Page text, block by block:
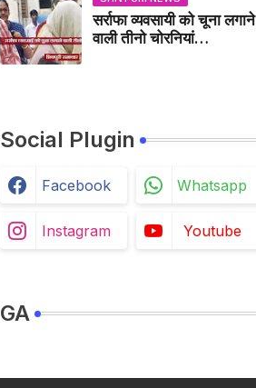
सर्राफा व्यवसायी को चूना लगाने
वाली तीनो चोरनियां
Social Plugin
Facebook Whatsapp
Instagram Youtube
GA